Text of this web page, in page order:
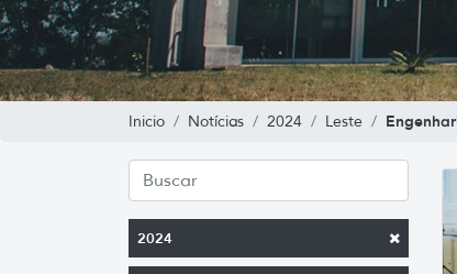
Inicio Notícias 2024 Leste
2024